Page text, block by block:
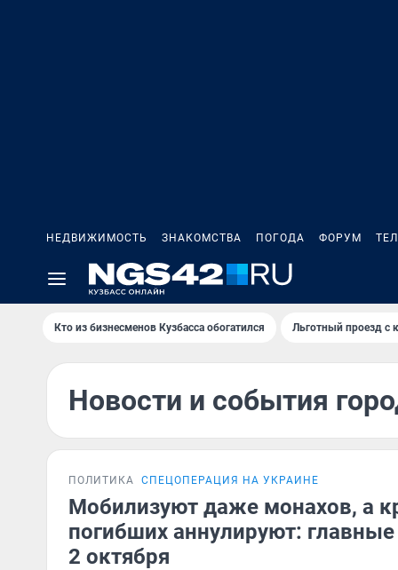
НЕДВИЖИМОСТЬ ЗНАКОМСТВА ПОГОДА ФОРУМ
Кто из бизнесменов Кузбасса обогатился Льготный проезд с
Новости и события
ПОЛИТИКА СПЕЦОПЕРАЦИЯ НА УКРАИНЕ
Мобилизуют даже монахов, а
погибших аннулируют:
2 октября